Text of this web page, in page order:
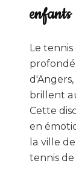
enfants
Le
brillent
Cette
en
la ville
tennis